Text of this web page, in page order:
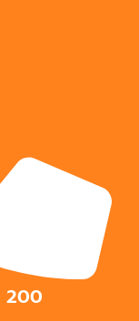
200